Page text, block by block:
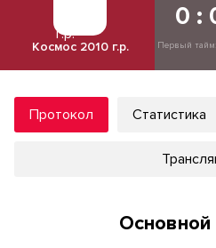
Космос 2010 г.р.
0 :
Первый тайм:
Протокол Статистика
Основной